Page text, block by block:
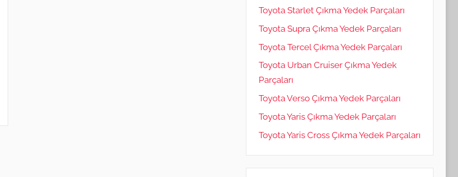
Toyota Starlet Çıkma Yedek Parçaları
Toyota Supra Çıkma Yedek Parçaları
Toyota Tercel Çıkma Yedek Parçaları
Toyota Urban Cruiser Çıkma Yedek
Parçaları
Toyota Verso Çıkma Yedek Parçaları
Toyota Yaris Çıkma Yedek Parçaları
Toyota Yaris Cross Çıkma Yedek Parçaları